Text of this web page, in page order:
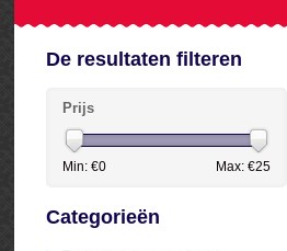
De resultaten filteren
Prijs
Min: €0 Max: €25
Categorieën